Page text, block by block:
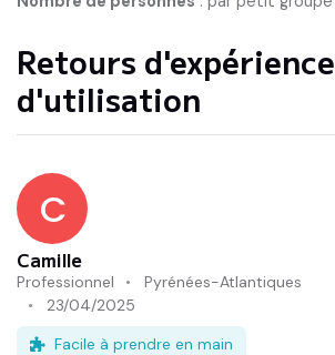
l'école et la famille.
Retours d'expérience
d'utilisation
C
Camille
Professionnel
Pyrénées-Atlantiques
23/04/2025
Facile à prendre en main